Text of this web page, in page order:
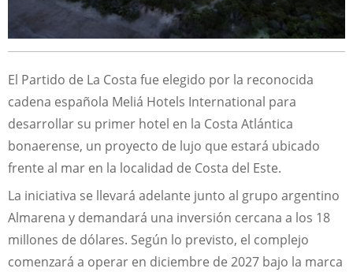
El Partido de La Costa fue elegido por la reconocida
cadena española Meliá Hotels International para
desarrollar su primer hotel en la Costa Atlántica
bonaerense, un proyecto de lujo que estará ubicado
frente al mar en la localidad de Costa del Este.
La iniciativa se llevará adelante junto al grupo argentino
Almarena y demandará una inversión cercana a los 18
millones de dólares. Según lo previsto, el complejo
comenzará a operar en diciembre de 2027 bajo la marca